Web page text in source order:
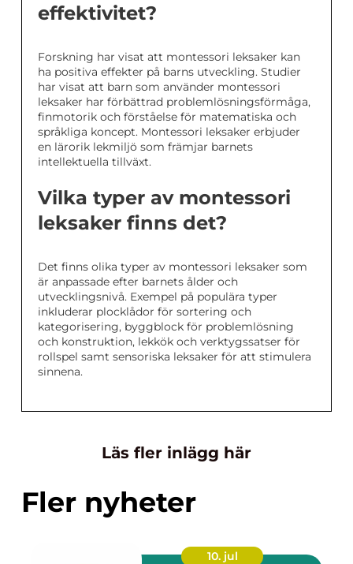
effektivitet?
Forskning har visat att montessori leksaker kan
ha positiva effekter på barns utveckling. Studier
har visat att barn som använder montessori
leksaker har förbättrad problemlösningsförmåga,
finmotorik och förståelse för matematiska och
språkliga koncept. Montessori leksaker erbjuder
en lärorik lekmiljö som främjar barnets
intellektuella tillväxt.
Vilka typer av montessori
leksaker finns det?
Det finns olika typer av montessori leksaker som
är anpassade efter barnets ålder och
utvecklingsnivå. Exempel på populära typer
inkluderar plocklådor för sortering och
kategorisering, byggblock för problemlösning
och konstruktion, lekkök och verktygssatser för
rollspel samt sensoriska leksaker för att stimulera
sinnena.
Läs fler inlägg här
Fler nyheter
10. jul